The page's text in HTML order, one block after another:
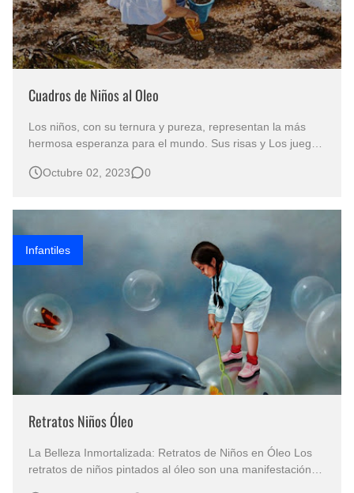
Cuadros de Niños al Oleo
Los niños, con su ternura y pureza, representan la más
hermosa esperanza para el mundo. Sus risas y Los juegos
llevamos dentro. En estas pinturas realistas de niños en la
vacaciones, corriendo en la…
Octubre 02, 2023 0
Infantiles
Retratos Niños Óleo
La Belleza Inmortalizada: Retratos de Niños en Óleo Los
retratos de niños pintados al óleo son una manifestación